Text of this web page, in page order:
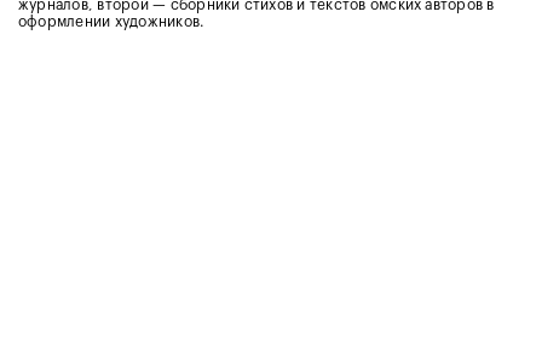
журналов, второй — сборники стихов и текстов омских авторов в
оформлении художников.